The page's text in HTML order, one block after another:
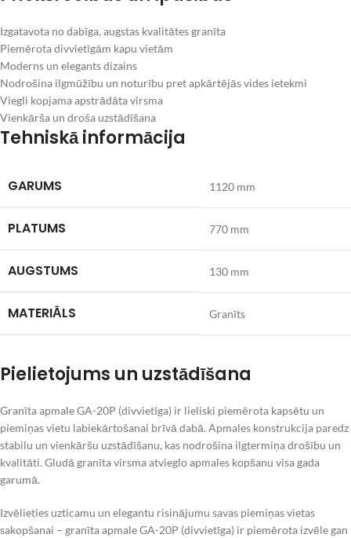
Izgatavota no dabīga, augstas kvalitātes granīta
Piemērota divvietīgām kapu vietām
Moderns un elegants dizains
Nodrošina ilgmūžību un noturību pret apkārtējās vides ietekmi
Viegli kopjama apstrādāta virsma
Vienkārša un droša uzstādīšana
Tehniskā informācija
GARUMS 1120 mm
PLATUMS 770 mm
AUGSTUMS 130 mm
MATERIĀLS Granīts
Pielietojums un uzstādīšana
Granīta apmale GA-20P (divvietīga) ir lieliski piemērota kapsētu un
piemiņas vietu labiekārtošanai brīvā dabā. Apmales konstrukcija paredz
stabilu un vienkāršu uzstādīšanu, kas nodrošina ilgtermiņa drošību un
kvalitāti. Gludā granīta virsma atvieglo apmales kopšanu visa gada
garumā.
Izvēlieties uzticamu un elegantu risinājumu savas piemiņas vietas
sakopšanai – granīta apmale GA-20P (divvietīga) ir piemērota izvēle gan